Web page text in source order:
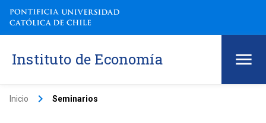
Instituto de Economía
Inicio keyboard_arrow_right Seminarios